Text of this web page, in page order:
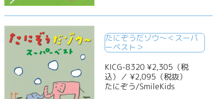
たにぞうだゾウ～＜スーパ
ーベスト＞
KICG-8320 ¥2,305（税
込）／ ¥2,095（税抜）
たにぞう/SmileKids